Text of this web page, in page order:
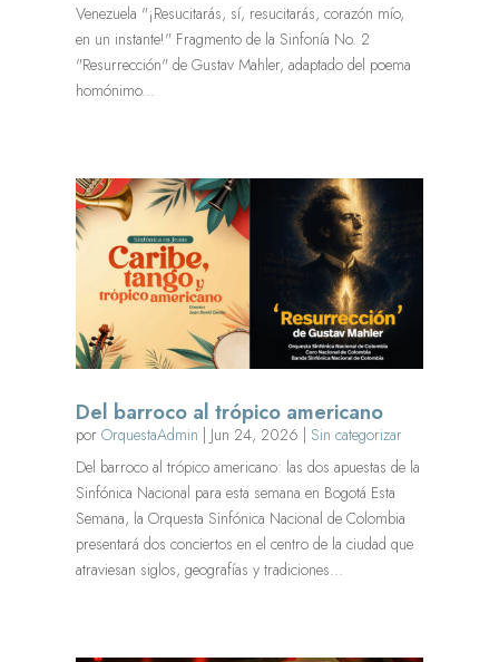
Venezuela "¡Resucitarás, sí, resucitarás, corazón mío,
en un instante!" Fragmento de la Sinfonía No. 2
"Resurrección" de Gustav Mahler, adaptado del poema
homónimo...
Del barroco al trópico americano
porOrquestaAdmin | Jun 24, 2026 | Sin categorizar
Del barroco al trópico americano: las dos apuestas de la
Sinfónica Nacional para esta semana en Bogotá Esta
Semana, la Orquesta Sinfónica Nacional de Colombia
presentará dos conciertos en el centro de la ciudad que
atraviesan siglos, geografías y tradiciones...